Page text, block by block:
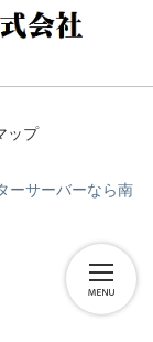
ップ
ーサーバーなら南